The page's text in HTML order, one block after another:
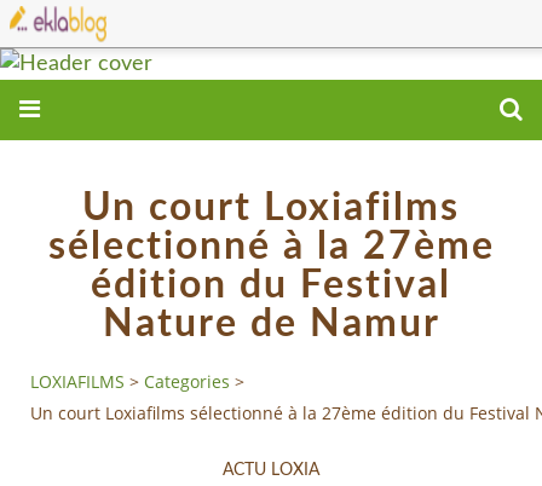
Un court Loxiafilms
sélectionné à la 27ème
édition du Festival
Nature de Namur
LOXIAFILMS > Categories >
Un court Loxiafilms sélectionné à la 27ème édition du Festival
ACTU LOXIA